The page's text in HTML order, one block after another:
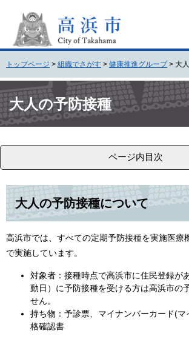
頭
で
す
。
飛
ば
し
て
本
へ
トップページ > 組織でさがす > 健康推進グループ > 大
文 大人の予防接種
ページ内目次
大人の予防接種について
高浜市では、すべての定期予防接種を実施医療
で実施しています。
対象者：接種時点で高浜市に住民登録が
動日）に予防接種を受ける方は高浜市の
せん。
持ち物：予診票、マイナンバーカード(マ
格確認書